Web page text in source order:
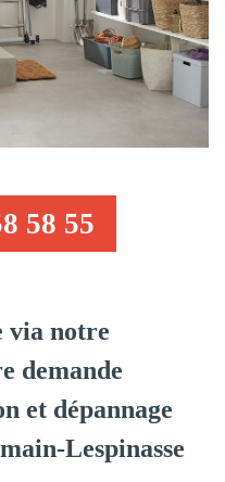
58 55
via notre
demande
et dépannage
Lespinasse